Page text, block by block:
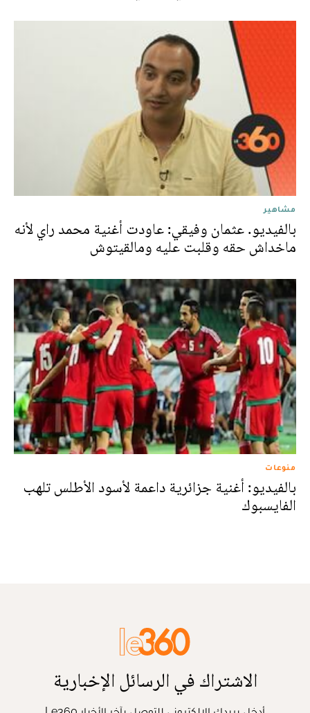
مشاهير
بالفيديو. عثمان وفيقي: عاودت أغنية محمد راي لأنه
ماخداش حقه وقلبت عليه ومالقيتوش
منوعات
بالفيديو: أغنية جزائرية داعمة لأسود الأطلس تلهب
الفايسبوك
الاشتراك في الرسائل الإخبارية